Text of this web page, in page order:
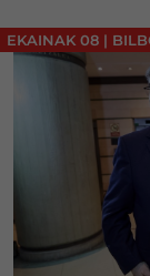
EKAINAK 08 |